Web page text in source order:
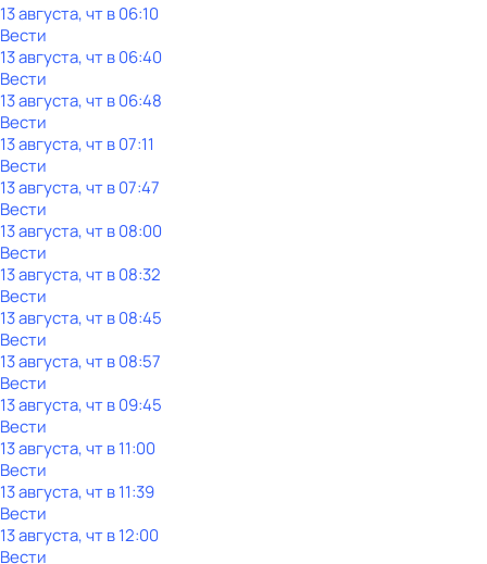
13 августа, чт в 06:10
Вести
13 августа, чт в 06:40
Вести
13 августа, чт в 06:48
Вести
13 августа, чт в 07:11
Вести
13 августа, чт в 07:47
Вести
13 августа, чт в 08:00
Вести
13 августа, чт в 08:32
Вести
13 августа, чт в 08:45
Вести
13 августа, чт в 08:57
Вести
13 августа, чт в 09:45
Вести
13 августа, чт в 11:00
Вести
13 августа, чт в 11:39
Вести
13 августа, чт в 12:00
Вести